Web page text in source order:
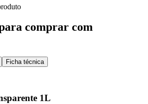
comprar com
Ficha técnica
1L